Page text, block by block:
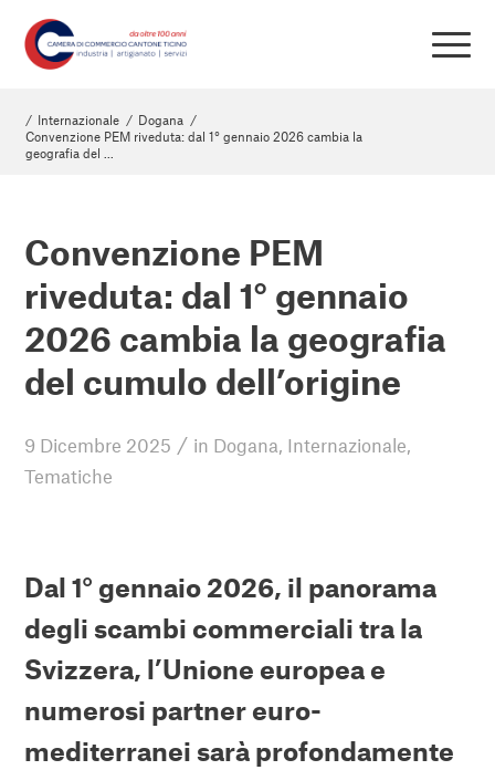
/ Internazionale / Dogana /
Convenzione PEM riveduta: dal 1° gennaio 2026 cambia la
geografia del ...
Convenzione PEM
riveduta: dal 1° gennaio
2026 cambia la geografia
del cumulo dell’origine
9 Dicembre 2025 / in Dogana, Internazionale,
Tematiche
Dal 1° gennaio 2026, il panorama
degli scambi commerciali tra la
Svizzera, l’Unione europea e
numerosi partner euro-
mediterranei sarà profondamente